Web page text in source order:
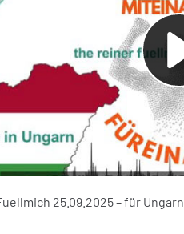
25.09.2025 – für Ungarn